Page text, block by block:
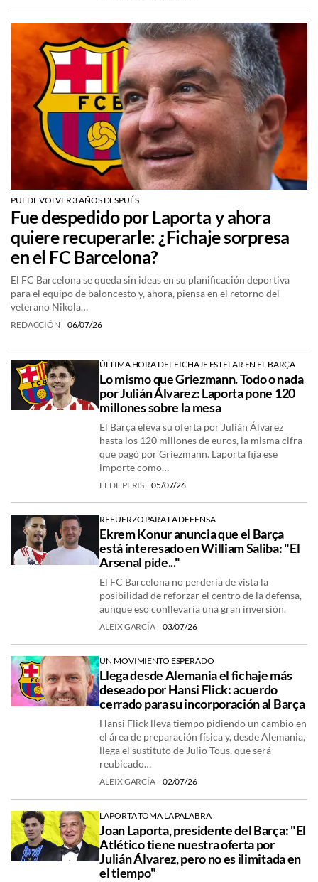
PUEDE VOLVER 3 AÑOS DESPUÉS
Fue despedido por Laporta y ahora
quiere recuperarle: ¿Fichaje sorpresa
en el FC Barcelona?
El FC Barcelona se queda sin ideas en su planificación deportiva
para el equipo de baloncesto y, ahora, piensa en el retorno del
veterano Nikola…
REDACCIÓN 06/07/26
ÚLTIMA HORA DEL FICHAJE ESTELAR EN EL BARÇA
Lo mismo que Griezmann. Todo o nada
por Julián Álvarez: Laporta pone 120
millones sobre la mesa
El Barça eleva su oferta por Julián Álvarez
hasta los 120 millones de euros, la misma cifra
que pagó por Griezmann. Laporta fija ese
importe como…
FEDE PERIS 05/07/26
REFUERZO PARA LA DEFENSA
Ekrem Konur anuncia que el Barça
está interesado en William Saliba: "El
Arsenal pide..."
El FC Barcelona no perdería de vista la
posibilidad de reforzar el centro de la defensa,
aunque eso conllevaría una gran inversión.
ALEIX GARCÍA 03/07/26
UN MOVIMIENTO ESPERADO
Llega desde Alemania el fichaje más
deseado por Hansi Flick: acuerdo
cerrado para su incorporación al Barça
Hansi Flick lleva tiempo pidiendo un cambio en
el área de preparación física y, desde Alemania,
llega el sustituto de Julio Tous, que será
reubicado…
ALEIX GARCÍA 02/07/26
LAPORTA TOMA LA PALABRA
Joan Laporta, presidente del Barça: "El
Atlético tiene nuestra oferta por
Julián Álvarez, pero no es ilimitada en
el tiempo"